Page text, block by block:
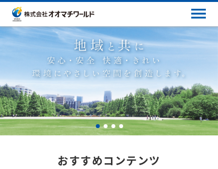
おすすめコンテンツ